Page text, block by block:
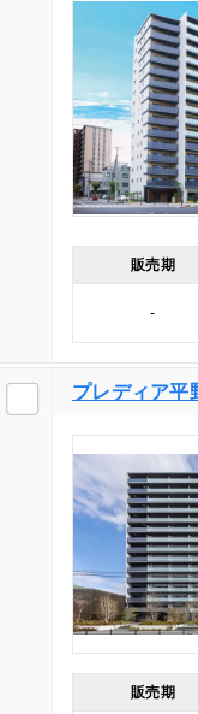
販売期
-
プレディア平
販売期